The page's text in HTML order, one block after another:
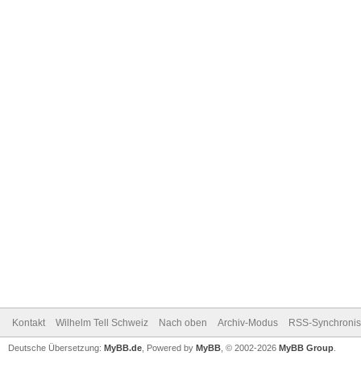
Kontakt Wilhelm Tell Schweiz Nach oben Archiv-Modus RSS-
Deutsche Übersetzung: MyBB.de , Powered by MyBB , © 2002-2026 MyBB Group